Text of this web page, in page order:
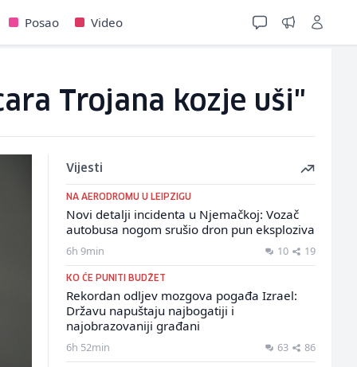
Posao Video
Trojana kozje uši"
Vijesti
NA AERODROMU U LEIPZIGU
Novi detalji incidenta u Njemačkoj: Vozač
autobusa nogom srušio dron pun eksploziva
6h 9min 10 19
KO ĆE PUNITI BUDŽET
Rekordan odljev mozgova pogađa Izrael:
Državu napuštaju najbogatiji i
najobrazovaniji građani
6h 52min 63 86